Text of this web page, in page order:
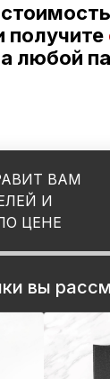
получите
любой
ВАМ
И
ЦЕНЕ
вы